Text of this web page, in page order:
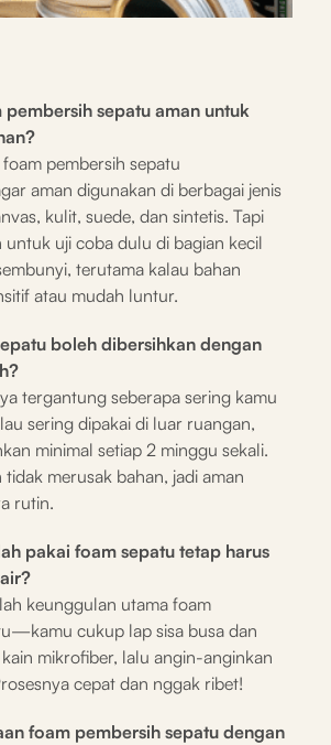
pembersih sepatu aman untuk
pembersih sepatu
aman digunakan di berbagai jenis
kulit, suede, dan sintetis. Tapi
untuk uji coba dulu di bagian kecil
terutama kalau bahan
atau mudah luntur.
boleh dibersihkan dengan
tergantung seberapa sering kamu
sering dipakai di luar ruangan,
minimal setiap 2 minggu sekali.
tidak merusak bahan, jadi aman
rutin.
pakai foam sepatu tetap harus
keunggulan utama foam
cukup lap sisa busa dan
mikrofiber, lalu angin-anginkan
cepat dan nggak ribet!
foam pembersih sepatu dengan